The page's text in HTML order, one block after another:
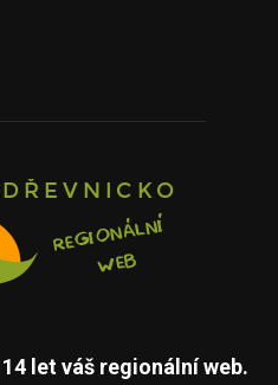
let váš regionální web.